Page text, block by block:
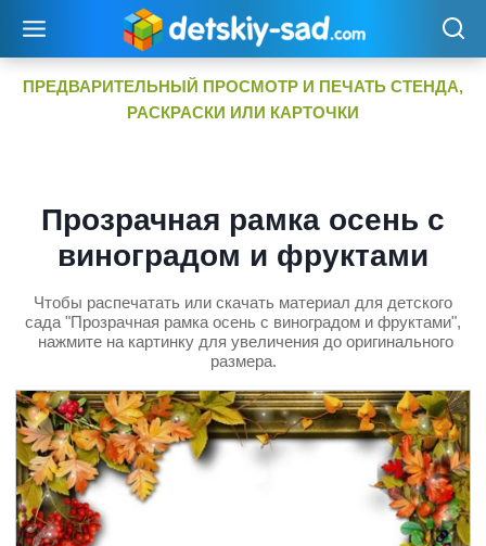
содержимому
ПРЕДВАРИТЕЛЬНЫЙ ПРОСМОТР И ПЕЧАТЬ СТЕНДА,
РАСКРАСКИ ИЛИ КАРТОЧКИ
Прозрачная рамка осень с
виноградом и фруктами
Чтобы распечатать или скачать материал для детского
сада "Прозрачная рамка осень с виноградом и фруктами",
нажмите на картинку для увеличения до оригинального
размера.